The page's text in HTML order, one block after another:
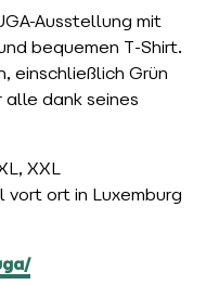
Ausstellung mit
bequemen T-Shirt.
einschließlich Grün
alle dank seines
XXL
ort in Luxemburg